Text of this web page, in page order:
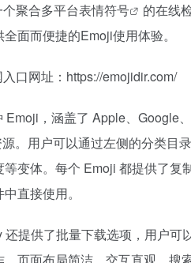
聚合多平台表情符号
的在线
面而便捷的Emoji使用体验。
口网址：https://emojidir.com/
Emoji，涵盖了 Apple、Google
。用户可以通过左侧的分类目
变体。每个 Emoji 都提供了
直接使用。
提供了批量下载选项，用户